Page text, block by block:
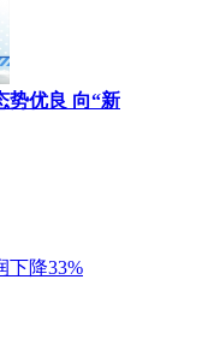
势优良 向“新
下降33%